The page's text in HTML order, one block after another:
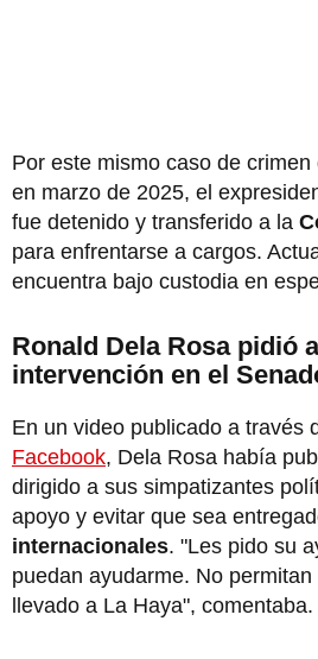
Por este mismo caso de
en marzo de 2025, el
fue detenido y transferido a la
para enfrentarse a cargos.
encuentra bajo custodia en
Ronald Dela Rosa pidió
intervención en el
En un video publicado a través
Facebook, Dela Rosa había
dirigido a sus simpatizantes
apoyo y evitar que sea
internacionales. "Les pido su
puedan ayudarme. No
llevado a La Haya", comentaba.